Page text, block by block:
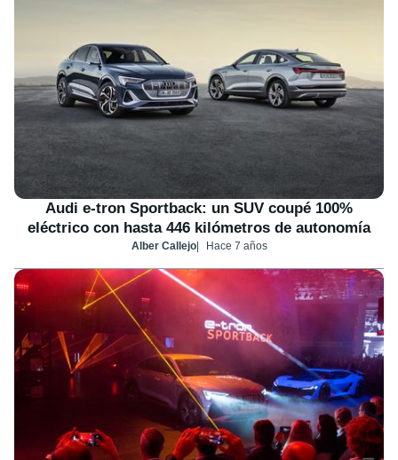
Audi e-tron Sportback: un SUV coupé 100%
eléctrico con hasta 446 kilómetros de autonomía
Alber Callejo Hace 7 años